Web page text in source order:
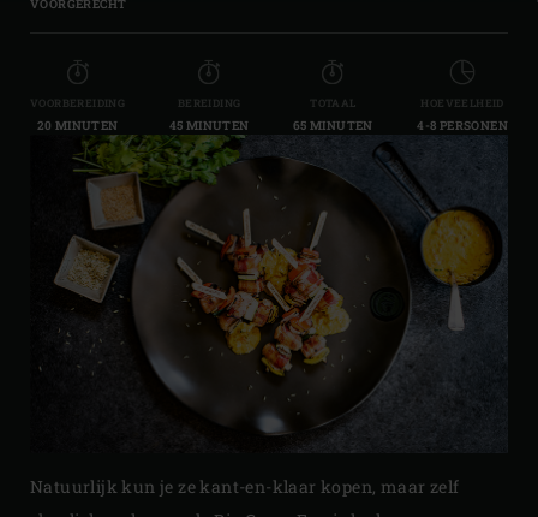
VOORGERECHT
VOORBEREIDING
20 MINUTEN
BEREIDING
45 MINUTEN
TOTAAL
65 MINUTEN
HOEVEELHEID
4-8 PERSONEN
Natuurlijk kun je ze kant-en-klaar kopen, maar zelf